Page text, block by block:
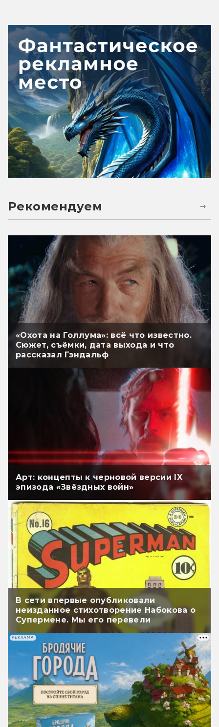
Рекомендуем
«Охота на Голлума»: всё что известно.
Сюжет, съёмки, дата выхода и что
рассказал Гэндальф
Арт: концепты к черновой версии IX
эпизода «Звёздных войн»
В сети впервые опубликовали
неизданное стихотворение Набокова о
Супермене. Мы его перевели
РЕКЛАМА